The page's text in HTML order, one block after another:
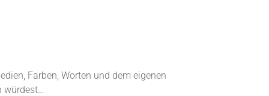
Farben, Worten und dem eigenen
würdest…